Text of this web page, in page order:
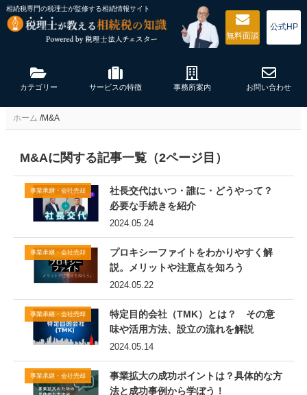
相続税専門の税理士が監修する相続情報サイト
無料面談
公式HP
カテゴリー サービスの特徴 事務所案内 お問い合わせ
ホーム /M&A
M&Aに関する記事一覧（2ページ目）
事業承継・会社売却
2024.05.24
社長交代はいつ・誰に・どうやって？
必要な手続きを紹介
事業承継・会社売却
2024.05.22
プロキシーファイトをわかりやすく解
説。メリットや注意点を知ろう
事業承継・会社売却
2024.05.14
特定目的会社（TMK）とは？ その意
味や活用方法、設立の流れを解説
事業承継・会社売却
事業拡大の成功ポイントは？具体的な方
法と成功事例から学ぼう！